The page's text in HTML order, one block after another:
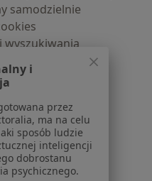
samodzielnie
wyszukiwania
i
przez
ma na celu
sposób ludzie
inteligencji
dobrostanu
psychicznego.